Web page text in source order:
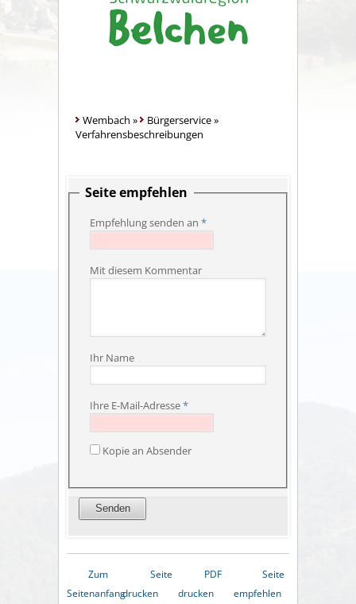
Wembach » Bürgerservice»
Verfahrensbeschreibungen
Seite empfehlen
Empfehlung senden an *
Mit diesem Kommentar
Ihr Name
Ihre E-Mail-Adresse*
Kopie an Absender
Zum
Seitenanfang
Seite
drucken
PDF
drucken
Seite
empfehlen